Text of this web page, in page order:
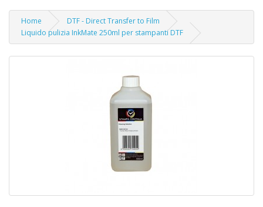
Home
DTF - Direct Transfer to Film
Liquido pulizia InkMate 250ml per stampanti DTF